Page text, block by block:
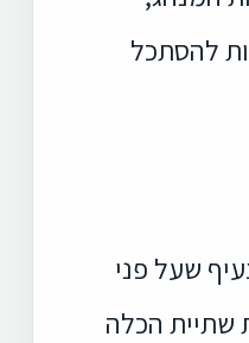
להסתכל
שעל פני
שתיית הכלה